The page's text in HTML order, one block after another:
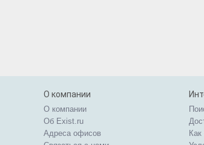
О компании
О компании
Об Exist.ru
Адреса офисов
Как